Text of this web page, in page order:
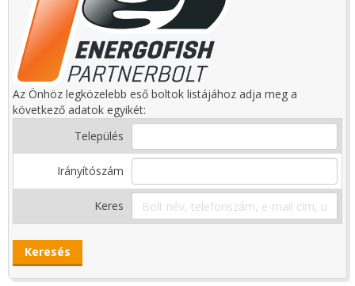
Az Önhöz legközelebb eső boltok listájához adja meg a
következő adatok egyikét:
Település
Irányítószám
Keres